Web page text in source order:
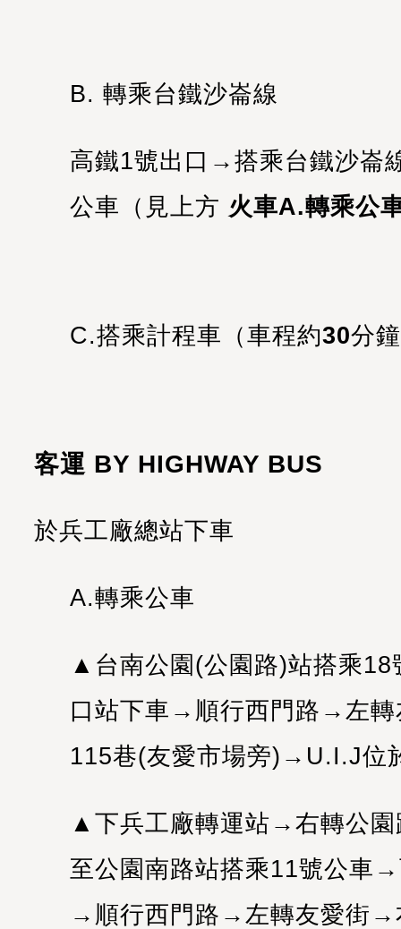
B. 轉乘台鐵沙崙線
高鐵1號出口→搭乘台鐵沙
公車（見上方 火車A.轉乘公
C.搭乘計程車（車程約30分
客運 BY HIGHWAY BUS
於兵工廠總站下車
A.轉乘公車
▲台南公園(公園路)站搭乘
口站下車→順行西門路→左
115巷(友愛市場旁)→U.I.J位
▲下兵工廠轉運站→右轉公
至公園南路站搭乘11號公車
→順行西門路→左轉友愛街→